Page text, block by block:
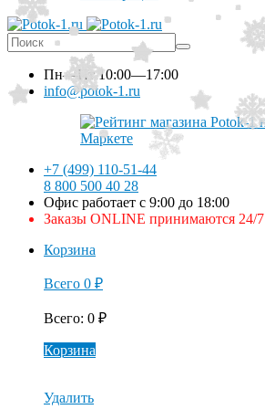
Пн—Пт10:00—17:00
info@potok-1.ru
+7 (499) 110-51-44
8 800 500 40 28
Офис работает с 9:00 до 18:00
Заказы ONLINE принимаются 24/7
Корзина
Всего 0 ₽
Всего: 0 ₽
Корзина
Удалить